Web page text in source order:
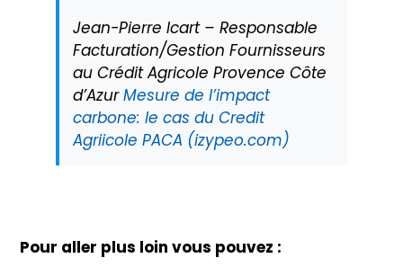
Jean-Pierre Icart – Responsable
Facturation/Gestion Fournisseurs
au Crédit Agricole Provence Côte
d’AzurMesure de l’impact
carbone: le cas du Credit
Agriicole PACA (izypeo.com)
Pour aller plus loin vous pouvez :